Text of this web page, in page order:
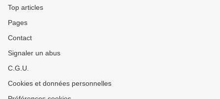
Top articles
Pages
Contact
Signaler un abus
C.G.U.
Cookies et données personnelles